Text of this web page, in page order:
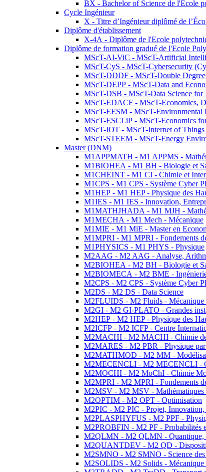
BX - Bachelor of Science de l'Ecole
Cycle Ingénieur
X - Titre d’Ingénieur diplômé de
Diplôme d'établissement
X-4A - Diplôme de l'Ecole
Diplôme de formation gradué de l'Ecole
MScT-AI-ViC - MScT-Artificial
MScT-CyS - MScT-Cybersecurity
MScT-DDDF - MScT-Double
MScT-DEPP - MScT-Data and
MScT-DSB - MScT-Data Science for
MScT-EDACF - MScT-Economics,
MScT-EESM - MScT-Environmental
MScT-ESCLiP - MScT-Economics
MScT-IOT - MScT-Internet of
MScT-STEEM - MScT-Energy
Master (DNM)
M1APPMATH - M1 APPMS -
M1BIOHEA - M1 BH - Biologie et
M1CHEINT - M1 CI - Chimie et
M1CPS - M1 CPS - Système Cyber
M1HEP - M1 HEP - Physique des
M1IES - M1 IES - Innovation,
M1MATHJHADA - M1 MJH -
M1MECHA - M1 Mech - Mécanique
M1MIE - M1 MiE - Master en
M1MPRI - M1 MPRI - Fondements
M1PHYSICS - M1 PHYS - Physique
M2AAG - M2 AAG - Analyse,
M2BIOHEA - M2 BH - Biologie et
M2BIOMECA - M2 BME -
M2CPS - M2 CPS - Système Cyber
M2DS - M2 DS - Data Science
M2FLUIDS - M2 Fluids - Mécanique
M2GI - M2 GI-PLATO - Grandes
M2HEP - M2 HEP - Physique des
M2ICFP - M2 ICFP - Centre
M2MACHI - M2 MACHI - Chimie
M2MARES - M2 PBR - Physique par
M2MATHMOD - M2 MM -
M2MECENCLI - M2 MECENCLI -
M2MOCHI - M2 MoChI - Chimie
M2MPRI - M2 MPRI - Fondements
M2MSV - M2 MSV - Mathématiques
M2OPTIM - M2 OPT - Optimisation
M2PIC - M2 PIC - Projet, Innovation,
M2PLASPHYFUS - M2 PPF -
M2PROBFIN - M2 PF - Probabilités
M2QLMN - M2 QLMN - Quantique,
M2QUANTDEV - M2 QD -
M2SMNO - M2 SMNO - Science
M2SOLIDS - M2 Solids - Mécanique